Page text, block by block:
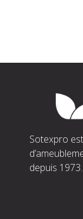
Sotexpro
depuis 1973.